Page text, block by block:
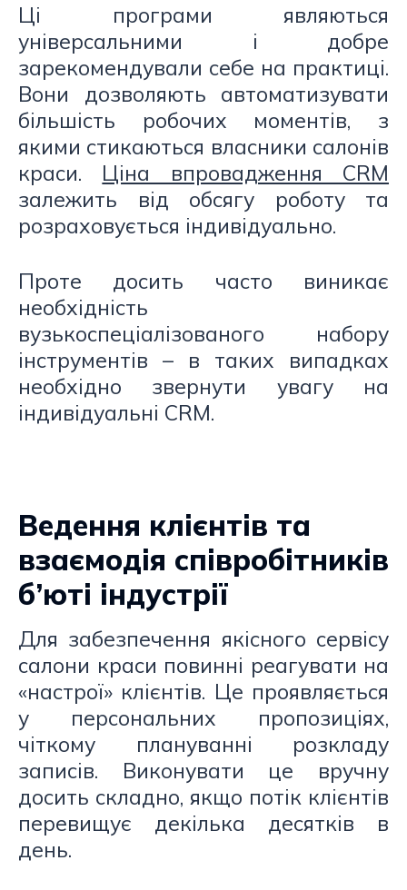
Ці програми являються
універсальними і добре
зарекомендували себе на практиці.
Вони дозволяють автоматизувати
більшість робочих моментів, з
якими стикаються власники салонів
краси. Ціна впровадження CRM
залежить від обсягу роботу та
розраховується індивідуально.
Проте досить часто виникає
необхідність
вузькоспеціалізованого набору
інструментів – в таких випадках
необхідно звернути увагу на
індивідуальні CRM.
Ведення клієнтів та
взаємодія співробітників
б’юті індустрії
Для забезпечення якісного сервісу
салони краси повинні реагувати на
«настрої» клієнтів. Це проявляється
у персональних пропозиціях,
чіткому плануванні розкладу
записів. Виконувати це вручну
досить складно, якщо потік клієнтів
перевищує декілька десятків в
день.